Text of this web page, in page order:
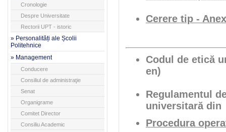
Cronologie
Despre Universitate
Rectorii UPT - istoric
» Personalități ale Școlii
Politehnice
» Management
Conducere
Consiliul de administraţie
Senat
Organigrame
Comitet Director
Consiliu Academic
Cerere tip -
Codul de etică
en)
Regulamentul
universitară
Procedura